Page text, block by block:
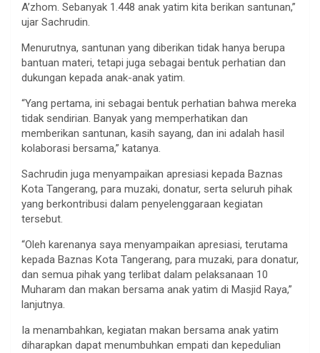
A’zhom. Sebanyak 1.448 anak yatim kita berikan santunan,”
ujar Sachrudin.
Menurutnya, santunan yang diberikan tidak hanya berupa
bantuan materi, tetapi juga sebagai bentuk perhatian dan
dukungan kepada anak-anak yatim.
“Yang pertama, ini sebagai bentuk perhatian bahwa mereka
tidak sendirian. Banyak yang memperhatikan dan
memberikan santunan, kasih sayang, dan ini adalah hasil
kolaborasi bersama,” katanya.
Sachrudin juga menyampaikan apresiasi kepada Baznas
Kota Tangerang, para muzaki, donatur, serta seluruh pihak
yang berkontribusi dalam penyelenggaraan kegiatan
tersebut.
“Oleh karenanya saya menyampaikan apresiasi, terutama
kepada Baznas Kota Tangerang, para muzaki, para donatur,
dan semua pihak yang terlibat dalam pelaksanaan 10
Muharam dan makan bersama anak yatim di Masjid Raya,”
lanjutnya.
Ia menambahkan, kegiatan makan bersama anak yatim
diharapkan dapat menumbuhkan empati dan kepedulian